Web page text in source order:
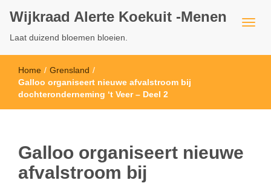
Wijkraad Alerte Koekuit -Menen
Laat duizend bloemen bloeien.
Home / Grensland /
Galloo organiseert nieuwe afvalstroom bij
dochteronderneming ‘t Veer – Deel 2
Galloo organiseert nieuwe
afvalstroom bij